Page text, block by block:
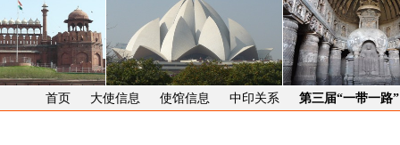
首页 大使信息 使馆信息 中印关系 第三届“一带一路